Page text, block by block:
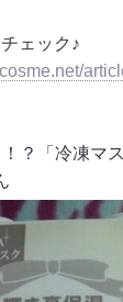
ェック♪
？「冷凍マ